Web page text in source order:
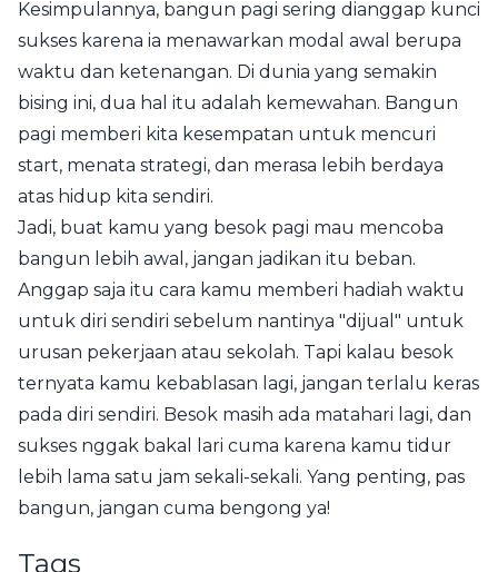
Kesimpulannya, bangun pagi sering dianggap kunci
sukses karena ia menawarkan modal awal berupa
waktu dan ketenangan. Di dunia yang semakin
bising ini, dua hal itu adalah kemewahan. Bangun
pagi memberi kita kesempatan untuk mencuri
start, menata strategi, dan merasa lebih berdaya
atas hidup kita sendiri.
Jadi, buat kamu yang besok pagi mau mencoba
bangun lebih awal, jangan jadikan itu beban.
Anggap saja itu cara kamu memberi hadiah waktu
untuk diri sendiri sebelum nantinya "dijual" untuk
urusan pekerjaan atau sekolah. Tapi kalau besok
ternyata kamu kebablasan lagi, jangan terlalu keras
pada diri sendiri. Besok masih ada matahari lagi, dan
sukses nggak bakal lari cuma karena kamu tidur
lebih lama satu jam sekali-sekali. Yang penting, pas
bangun, jangan cuma bengong ya!
Tags